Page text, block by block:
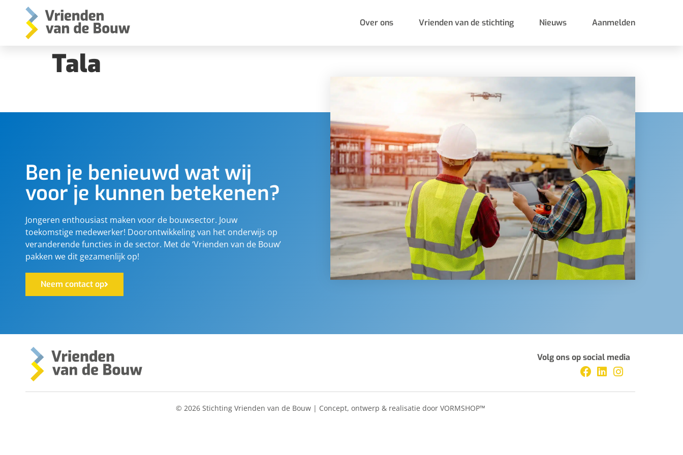
Over ons Vrienden van de stichting Nieuws Aanmelden
Tala
Ben je benieuwd wat wij
voor je kunnen betekenen?
Jongeren enthousiast maken voor de bouwsector. Jouw
toekomstige medewerker! Doorontwikkeling van het onderwijs op
veranderende functies in de sector. Met de ‘Vrienden van de Bouw’
pakken we dit gezamenlijk op!
Neem contact op
Volg ons op social media
© 2026 Stichting Vrienden van de Bouw | Concept, ontwerp & realisatie door VORMSHOP™